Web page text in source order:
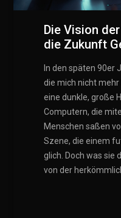
Die Vision
die Zukunft
In den späten 90er
die mich nicht
eine dunkle, große
Computern, die
Menschen saßen
Szene, die einem
glich. Doch was
von der